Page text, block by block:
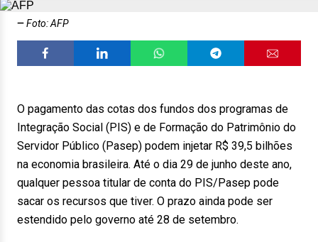
Foto: AFP
O pagamento das cotas dos fundos dos programas de
Integração Social (PIS) e de Formação do Patrimônio do
Servidor Público (Pasep) podem injetar R$ 39,5 bilhões
na economia brasileira. Até o dia 29 de junho deste ano,
qualquer pessoa titular de conta do PIS/Pasep pode
sacar os recursos que tiver. O prazo ainda pode ser
estendido pelo governo até 28 de setembro.